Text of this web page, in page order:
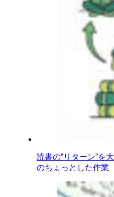
読書の”リターン”を
のちょっとした作業